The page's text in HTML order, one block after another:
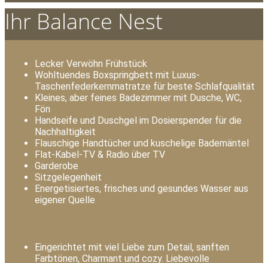
Ihr Balance Nest
Lecker Verwöhn Frühstück
Wohltuendes Boxspringbett mit Luxus-
Taschenfederkernmatratze für beste Schlafqualität
Kleines, aber feines Badezimmer mit Dusche, WC,
Fön
Handseife und Duschgel im Dosierspender für die
Nachhaltigkeit
Flauschige Handtücher und kuschelige Bademäntel
Flat-Kabel-TV & Radio über TV
Garderobe
Sitzgelegenheit
Energetisiertes, frisches und gesundes Wasser aus
eigener Quelle
Eingerichtet mit viel Liebe zum Detail, sanften
Farbtönen, Charmant und cozy. Liebevolle